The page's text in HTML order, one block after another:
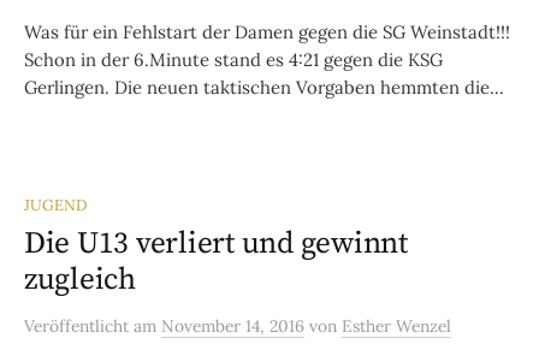
Was für ein Fehlstart der Damen gegen die SG Weinstadt!!!
Schon in der 6.Minute stand es 4:21 gegen die KSG
Gerlingen. Die neuen taktischen Vorgaben hemmten die...
JUGEND
Die U13 verliert und gewinnt
zugleich
Veröffentlicht am November 14, 2016 von Esther Wenzel